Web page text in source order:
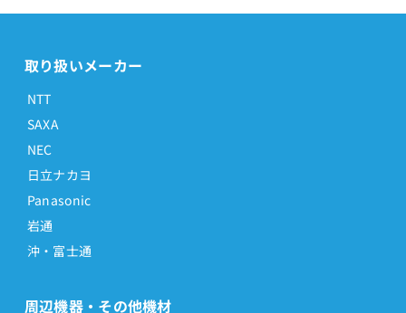
取り扱いメーカー
NTT
SAXA
NEC
日立ナカヨ
Panasonic
岩通
沖・富士通
周辺機器・その他機材